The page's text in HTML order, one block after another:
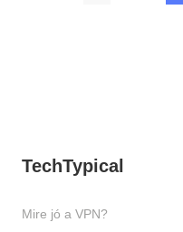
TechTypical
Mire jó a VPN?